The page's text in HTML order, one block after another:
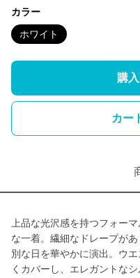
カラー
ホワイト
購
カー
上品な光沢感を持つフォー
な一着。繊細なドレープが
別な日を華やかに演出。ウ
くカバーし、エレガントな